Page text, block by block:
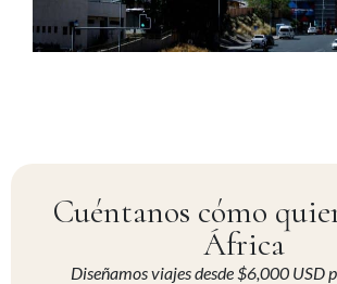
Cuéntanos cómo
África
Diseñamos viajes desde $6,000 USD